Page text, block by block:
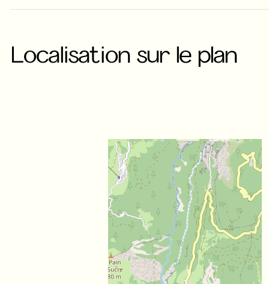
Localisation sur le plan